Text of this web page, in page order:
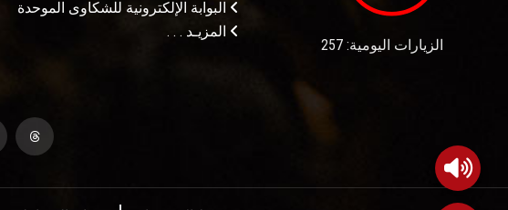
الزيارات اليومية: 257
البوابة الإلكترونية للشكاوى الموحدة
المزيـد . . .